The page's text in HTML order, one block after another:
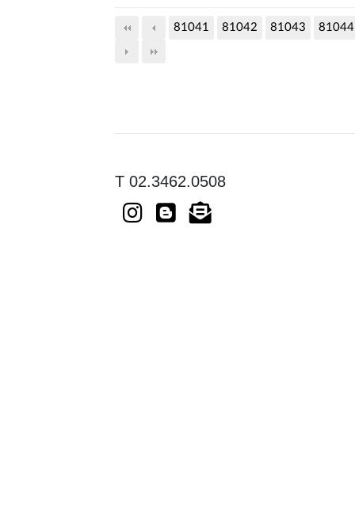
81041 81042 81043 81044
T 02.3462.0508